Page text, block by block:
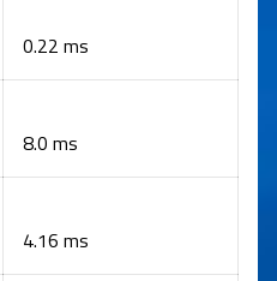
0.22 ms
8.0 ms
4.16 ms